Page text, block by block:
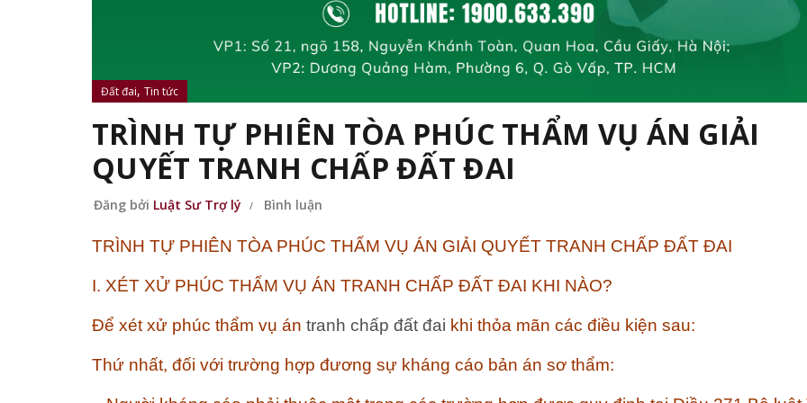
Đất đai, Tin tức
TRÌNH TỰ PHIÊN TÒA PHÚC THẨM VỤ ÁN GIẢI
QUYẾT TRANH CHẤP ĐẤT ĐAI
Đăng bởi Luật Sư Trợ lý Bình luận
TRÌNH TỰ PHIÊN TÒA PHÚC THẨM VỤ ÁN GIẢI QUYẾT TRANH CHẤP ĐẤT ĐAI
I. XÉT XỬ PHÚC THẨM VỤ ÁN TRANH CHẤP ĐẤT ĐAI KHI NÀO?
Để xét xử phúc thẩm vụ án tranh chấp đất đai khi thỏa mãn các điều kiện sau:
Thứ nhất, đối với trường hợp đương sự kháng cáo bản án sơ thẩm: